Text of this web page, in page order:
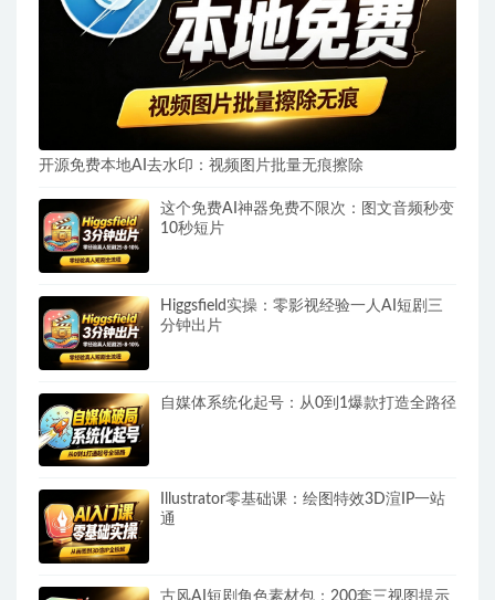
开源免费本地AI去水印：视频图片批量无痕擦除
这个免费AI神器免费不限次：图文音频秒变
10秒短片
Higgsfield实操：零影视经验一人AI短剧三
分钟出片
自媒体系统化起号：从0到1爆款打造全路径
Illustrator零基础课：绘图特效3D渲IP一站
通
古风AI短剧角色素材包：200套三视图提示